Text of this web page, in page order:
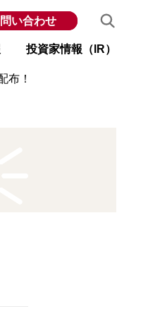
投資家情報（IR）
い合わせ
布！